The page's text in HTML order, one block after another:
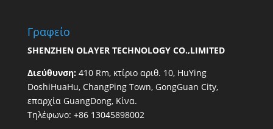
Γραφείο
SHENZHEN OLAYER TECHNOLOGY CO.,LIMITED
Διεύθυνση: 410 Rm, κτίριο αριθ. 10, HuYing
DoshiHuaHu, ChangPing Town, GongGuan City,
επαρχία GuangDong, Κίνα.
Τηλέφωνο: +86 13045898002